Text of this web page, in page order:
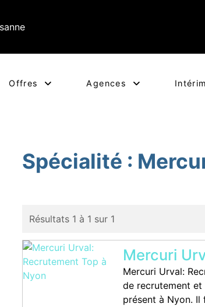
Offres Agences Intérim
Spécialité :
Résultats 1 à 1 sur 1
Mercuri
Mercuri Urval:
de recrutement et
présent à Nyon. Il